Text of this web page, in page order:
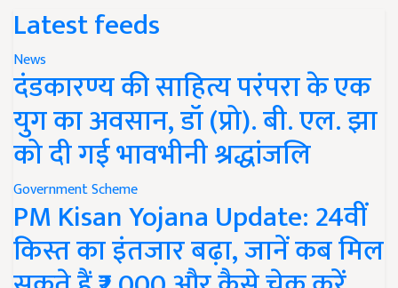
Latest feeds
News
दंडकारण्य की साहित्य परंपरा के एक
युग का अवसान, डॉ (प्रो). बी. एल. झा
को दी गई भावभीनी श्रद्धांजलि
Government Scheme
PM Kisan Yojana Update: 24वीं
किस्त का इंतजार बढ़ा, जानें कब मिल